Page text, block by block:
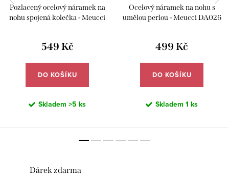
Pozlacený ocelový náramek na
nohu spojená kolečka - Meucci
549 Kč
DO KOŠÍKU
Skladem >5 ks
Ocelový náramek na nohu s
umělou perlou - Meucci DA026
499 Kč
DO KOŠÍKU
Skladem 1 ks
Dárek zdarma